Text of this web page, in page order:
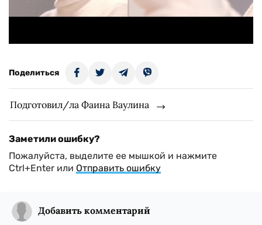
Поделиться
Подготовил/ла Фаина Ваулина
Заметили ошибку?
Пожалуйста, выделите ее мышкой и нажмите
Ctrl+Enter или Отправить ошибку
Добавить комментарий